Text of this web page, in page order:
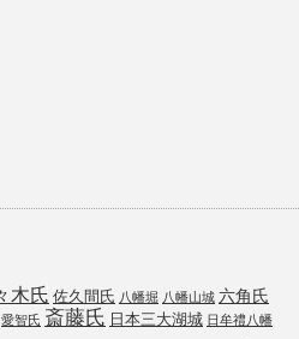
木氏 佐久間氏 八幡堀 八幡山城 六角氏
愛智氏 斎藤氏 日本三大湖城 日牟禮八幡